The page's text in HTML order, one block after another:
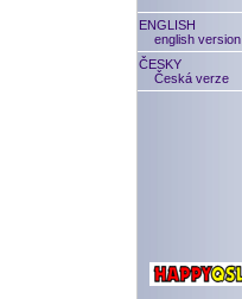
ENGLISH
english version
ČESKY
Česká verze